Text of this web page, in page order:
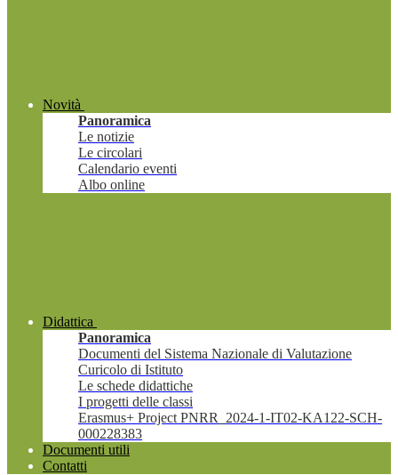
Novità
Panoramica
Le notizie
Le circolari
Calendario eventi
Albo online
Didattica
Panoramica
Documenti del Sistema Nazionale di Valutazione
Curicolo di Istituto
Le schede didattiche
I progetti delle classi
Erasmus+ Project PNRR_2024-1-IT02-KA122-SCH-
000228383
Documenti utili
Contatti